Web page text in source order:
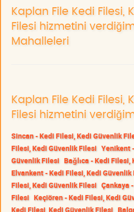
Kaplan File Kedi Filesi,
Filesi hizmetini
Mahalleleri
Kaplan File Kedi Filesi,
Filesi hizmetini
Sincan - Kedi Filesi, Kedi Güvenlik
Filesi, Kedi Güvenlik Filesi Yenikent
Güvenlik Filesi Bağlıca - Kedi
Elvankent - Kedi Filesi, Kedi Güvenlik
Filesi, Kedi Güvenlik Filesi Çankaya
Filesi Keçiören - Kedi Filesi, Kedi
Kedi Filesi, Kedi Güvenlik Filesi